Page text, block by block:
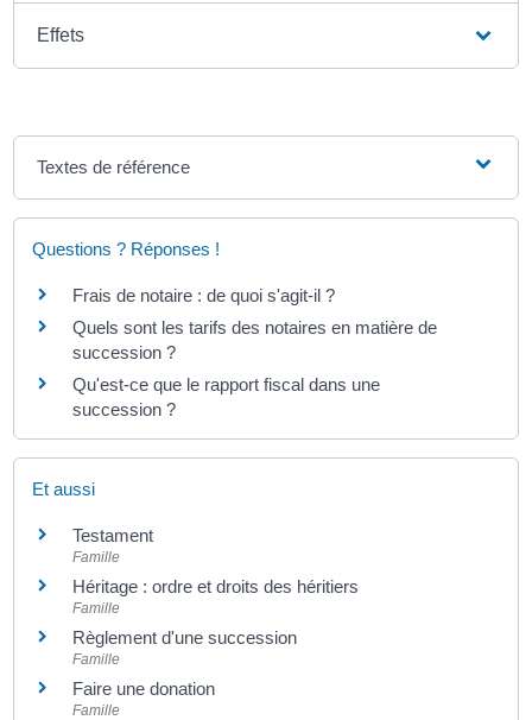
Effets
Textes de référence
Questions ? Réponses !
Frais de notaire : de quoi s'agit-il ?
Quels sont les tarifs des notaires en matière de
succession ?
Qu'est-ce que le rapport fiscal dans une
succession ?
Et aussi
Testament
Famille
Héritage : ordre et droits des héritiers
Famille
Règlement d'une succession
Famille
Faire une donation
Famille